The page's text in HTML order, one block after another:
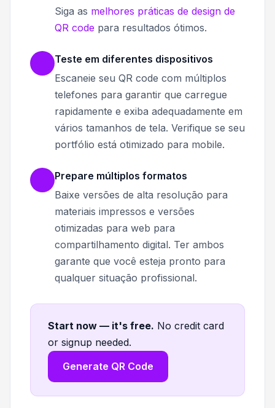
Siga as melhores práticas de design de
QR code para resultados ótimos.
Teste em diferentes dispositivos
Escaneie seu QR code com múltiplos
telefones para garantir que carregue
rapidamente e exiba adequadamente em
vários tamanhos de tela. Verifique se seu
portfólio está otimizado para mobile.
Prepare múltiplos formatos
Baixe versões de alta resolução para
materiais impressos e versões
otimizadas para web para
compartilhamento digital. Ter ambos
garante que você esteja pronto para
qualquer situação profissional.
Start now — it's free. No credit card
or signup needed.
Generate QR Code